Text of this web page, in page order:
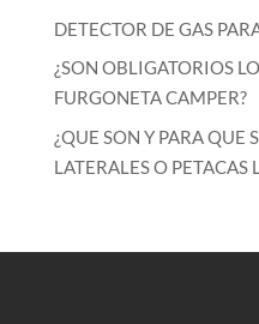
DETECTOR DE GAS
¿SON OBLIGATORIOS
FURGONETA CAMPER?
¿QUE SON Y PARA QUE
LATERALES O PETACAS